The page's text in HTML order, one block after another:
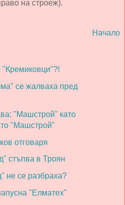
на строеж).
Начало
"Кремиковци"?!
се жалваха пред
"Машстрой" като
"Машстрой"
отговаря
стъпва в Троян
не се разбраха?
"Елматех"